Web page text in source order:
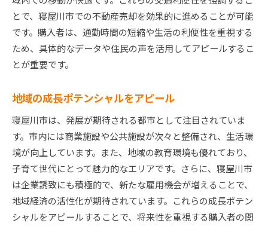
とで、寝屋川市での不動産売却を効果的に進めることが可能
です。購入者は、通勤時間の短縮や生活の利便性を重視する
ため、具体的なデータや住民の声を活用してアピールするこ
とが重要です。
地域の成長ポテンシャルをアピール
寝屋川市は、発展が期待される都市として注目されていま
す。市内には商業施設や公共施設が次々と整備され、生活環
境が向上しています。また、地域の教育環境も優れており、
子育て世代にとって魅力的なエリアです。さらに、寝屋川市
は企業誘致にも積極的で、新たな雇用機会が増えることで、
地域経済の活性化が期待されています。これらの成長ポテン
シャルをアピールすることで、将来性を重視する購入者の関